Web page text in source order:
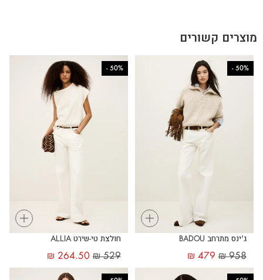
מוצרים קשורים
+
50%
-
ג'ינס מתרחב BADOU
₪958
₪ 479
+
50%
-
חולצת טי-שירט ALLIA
₪529
₪ 264.50